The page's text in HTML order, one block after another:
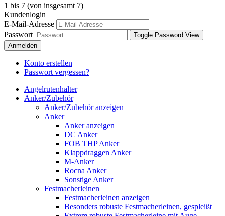
1 bis 7 (von insgesamt 7)
Kundenlogin
E-Mail-Adresse
Passwort
Toggle Password View
Anmelden
Konto erstellen
Passwort vergessen?
Angelrutenhalter
Anker/Zubehör
Anker/Zubehör anzeigen
Anker
Anker anzeigen
DC Anker
FOB THP Anker
Klappdraggen Anker
M-Anker
Rocna Anker
Sonstige Anker
Festmacherleinen
Festmacherleinen anzeigen
Besonders robuste Festmacherleinen, gespleißt